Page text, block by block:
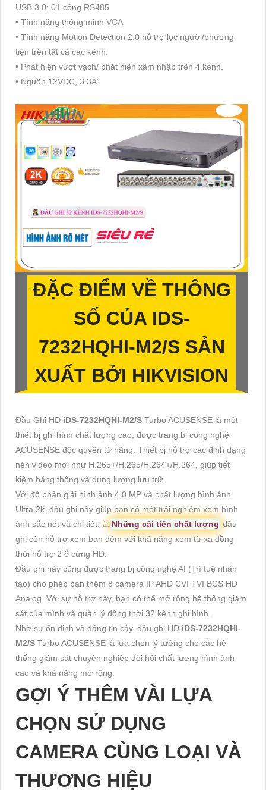
USB 3.0; 01 cổng RS485
• Tính năng thông minh VCA
• Tính năng Motion Detection 2.0 hỗ trợ lọc người/phương
tiện trên tất cả các kênh.
• Phát hiện vượt vạch/ phát hiện xâm nhập trên 4 kênh.
• Nguồn 12VDC, 3.3A"
ĐẶC ĐIỂM VỀ THÔNG
SỐ CỦA IDS-
7232HQHI-M2/S SẢN
XUẤT BỞI HIKVISION
Đầu Ghi HD iDS-7232HQHI-M2/S Turbo ACUSENSE là một
thiết bị ghi hình chất lượng cao, được trang bị công nghệ
ACUSENSE độc quyền từ hãng. Thiết bị hỗ trợ các định dạng
nén video mới như H.265+/H.265/H.264+/H.264, giúp tiết
kiệm băng thông và dung lượng lưu trữ.
Với độ phân giải hình ảnh 4.0 MP và chất lượng hình ảnh
Ultra 2k, đầu ghi này giúp bạn có một trải nghiệm xem hình
ảnh sắc nét và chi tiết. 💹 Những cải tiến chất lượng đầu
ghi còn hỗ trợ xem ban đêm với khả năng xem từ xa đồng
thời hỗ trợ 2 ổ cứng HD.
Đầu ghi này cũng được trang bị công nghệ AI (Trí tuệ nhân
tạo) cho phép bạn thêm 8 camera IP AHD CVI TVI BCS HD
Analog. Với sự hỗ trợ này, bạn có thể mở rộng hệ thống giám
sát của mình và quản lý đồng thời 32 kênh ghi hình.
Nhờ sự ổn định và đáng tin cậy, đầu ghi HD iDS-7232HQHI-
M2/S Turbo ACUSENSE là lựa chọn lý tưởng cho các hệ
thống giám sát chuyên nghiệp đòi hỏi chất lượng hình ảnh
cao và khả năng mở rộng.
GỢI Ý THÊM VÀI LỰA
CHỌN SỬ DỤNG
CAMERA CÙNG LOẠI VÀ
THƯƠNG HIỆU